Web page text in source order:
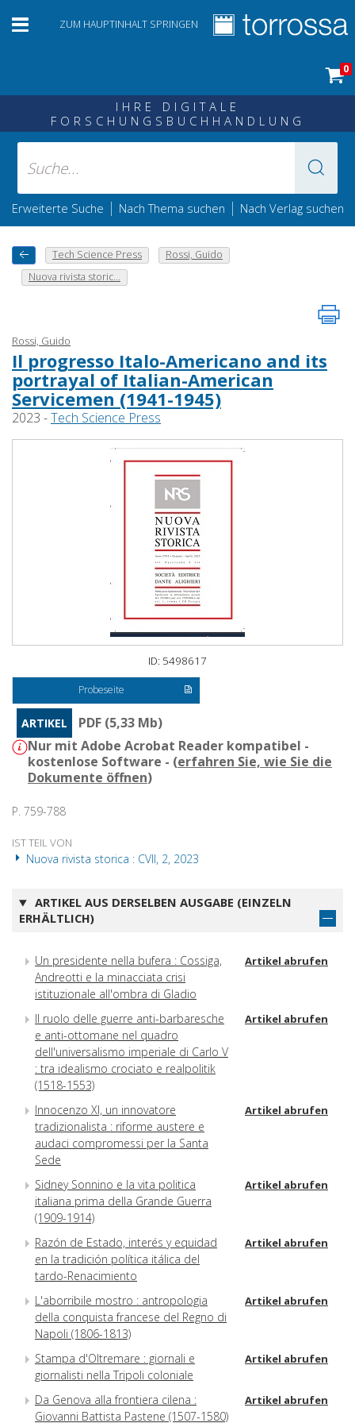
ZUM HAUPTINHALT SPRINGEN
0
IHRE DIGITALE
FORSCHUNGSBUCHHANDLUNG
Erweiterte Suche | Nach Thema suchen | Nach Verlag suchen
Tech Science Press
Rossi, Guido
Nuova rivista storic...
Rossi, Guido
Il progresso Italo-Americano and its
portrayal of Italian-American
Servicemen (1941-1945)
2023 -Tech Science Press
ID: 5498617
Probeseite
ARTIKEL
PDF (5,33 Mb)
Nur mit Adobe Acrobat Reader kompatibel -
kostenlose Software - (erfahren Sie, wie Sie die
Dokumente öffnen)
P. 759-788
IST TEIL VON
Nuova rivista storica : CVII, 2, 2023
ARTIKEL AUS DERSELBEN AUSGABE (EINZELN
ERHÄLTLICH)
Un presidente nella bufera : Cossiga,
Andreotti e la minacciata crisi
istituzionale all'ombra di Gladio
Artikel abrufen
Il ruolo delle guerre anti-barbaresche
e anti-ottomane nel quadro
dell'universalismo imperiale di Carlo V
: tra idealismo crociato e realpolitik
(1518-1553)
Artikel abrufen
Innocenzo XI, un innovatore
tradizionalista : riforme austere e
audaci compromessi per la Santa
Sede
Artikel abrufen
Sidney Sonnino e la vita politica
italiana prima della Grande Guerra
(1909-1914)
Artikel abrufen
Razón de Estado, interés y equidad
en la tradición política itálica del
tardo-Renacimiento
Artikel abrufen
L'aborribile mostro : antropologia
della conquista francese del Regno di
Napoli (1806-1813)
Artikel abrufen
Stampa d'Oltremare : giornali e
giornalisti nella Tripoli coloniale
Artikel abrufen
Da Genova alla frontiera cilena :
Giovanni Battista Pastene (1507-1580)
Artikel abrufen